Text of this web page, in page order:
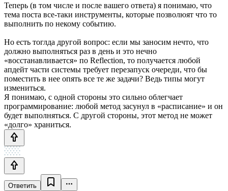
Теперь (в том числе и после вашего ответа) я понимаю, что
тема поста все-таки инструменты, которые позволюят что то
выполнить по некому событию.
Но есть тоглда другой вопрос: если мы заносим нечто, что
должно выполняться раз в день и это нечно
«восстанавливается» по Reflection, то получается любой
апдейт части системы требует перезапуск очереди, что бы
поместить в нее опять все те же задачи? Ведь типы могут
измениться.
Я понимаю, с одной стороны это сильно облегчает
программирование: любой метод засунул в «расписание» и он
будет выполняться. С другой стороны, этот метод не может
«долго» храниться.
Ответить